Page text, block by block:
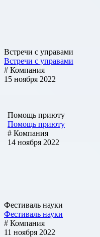
Встречи с управами
Встречи с управами
# Компания
15 ноября 2022
Помощь приюту
Помощь приюту
# Компания
14 ноября 2022
Фестиваль науки
Фестиваль науки
# Компания
11 ноября 2022